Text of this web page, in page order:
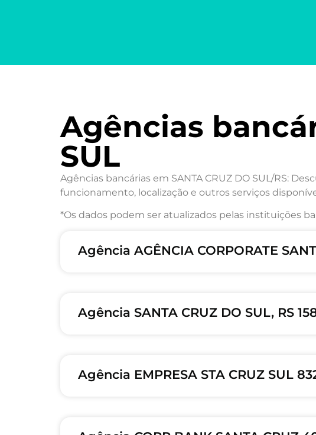
Agências
SUL
Agências bancárias em SANTA CRUZ DO SUL/RS:
funcionamento, localização e outros serviços
*Os dados podem ser atualizados pelas instituições
Agência AGÊNCIA CORPORATE
Agência SANTA CRUZ DO SUL, RS
Agência EMPRESA STA CRUZ SUL